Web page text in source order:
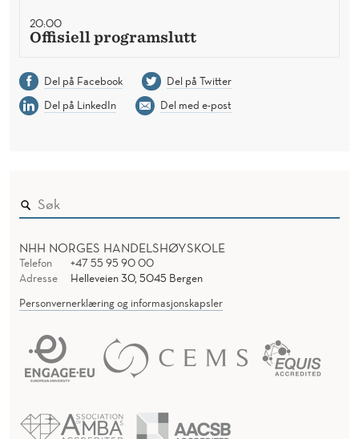
20:00
Offisiell programslutt
Del på Facebook
Del på Twitter
Del på LinkedIn
Del med e-post
NHH NORGES HANDELSHØYSKOLE
Telefon
+47 55 95 90 00
Adresse
Helleveien 30, 5045 Bergen
Personvernerklæring og informasjonskapsler